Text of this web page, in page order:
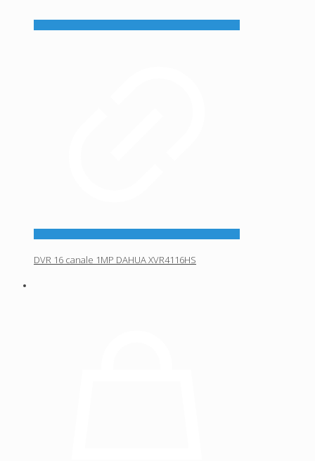
DVR 16 canale 1MP DAHUA XVR4116HS